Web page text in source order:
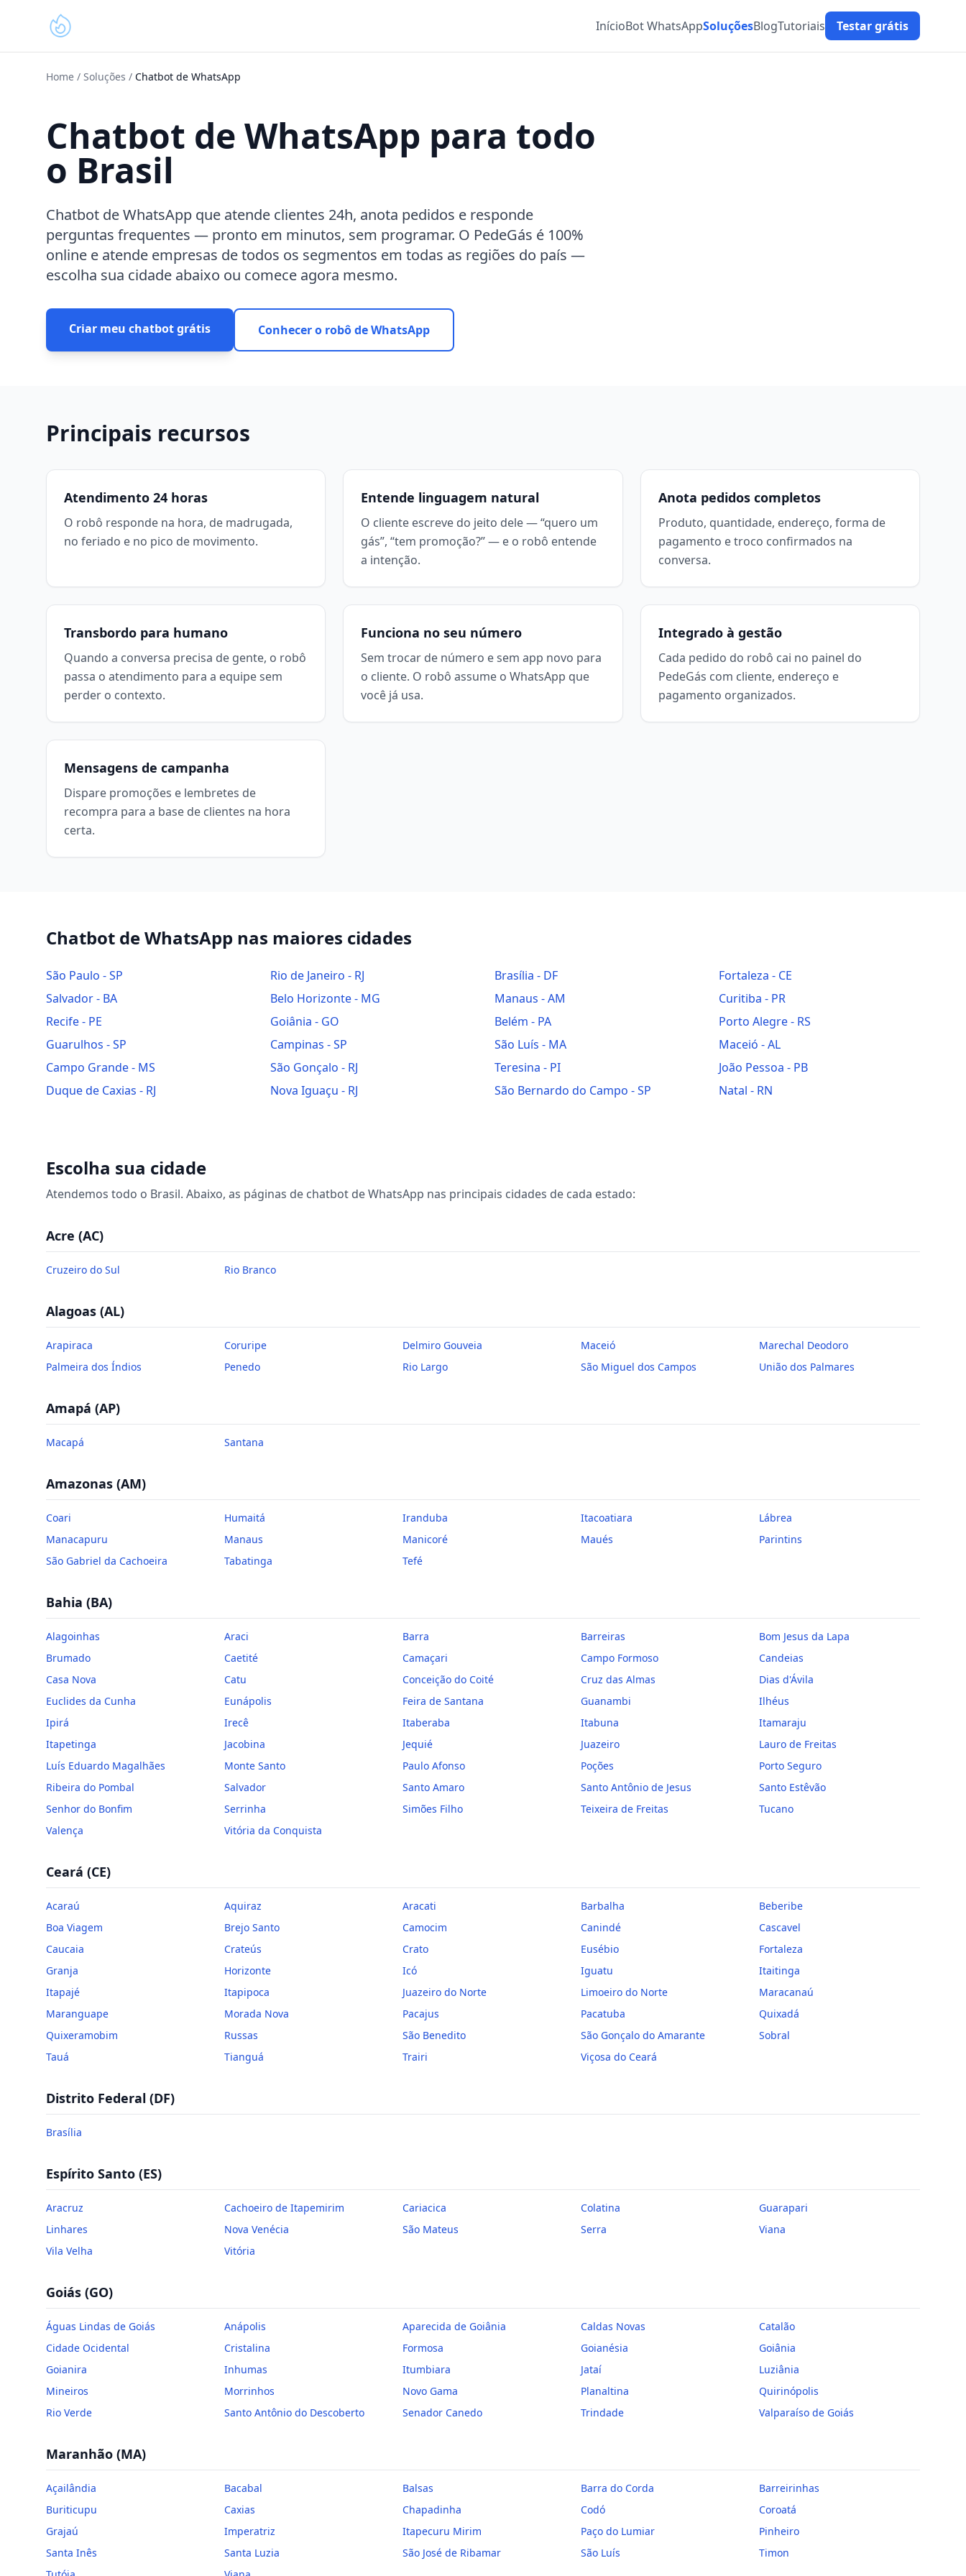
InícioBot WhatsAppSoluçõesBlogTutoriais Testar grátis
Home / Soluções / Chatbot de WhatsApp
Chatbot de WhatsApp para todo
o Brasil
Chatbot de WhatsApp que atende clientes 24h, anota pedidos e responde
perguntas frequentes — pronto em minutos, sem programar. O PedeGás é 100%
online e atende empresas de todos os segmentos em todas as regiões do país —
escolha sua cidade abaixo ou comece agora mesmo.
Criar meu chatbot grátis Conhecer o robô de WhatsApp
Principais recursos
Atendimento 24 horas
O robô responde na hora, de madrugada,
no feriado e no pico de movimento.
Entende linguagem natural
O cliente escreve do jeito dele — “quero um
gás”, “tem promoção?” — e o robô entende
a intenção.
Anota pedidos completos
Produto, quantidade, endereço, forma de
pagamento e troco confirmados na
conversa.
Transbordo para humano
Quando a conversa precisa de gente, o robô
passa o atendimento para a equipe sem
perder o contexto.
Funciona no seu número
Sem trocar de número e sem app novo para
o cliente. O robô assume o WhatsApp que
você já usa.
Integrado à gestão
Cada pedido do robô cai no painel do
PedeGás com cliente, endereço e
pagamento organizados.
Mensagens de campanha
Dispare promoções e lembretes de
recompra para a base de clientes na hora
certa.
Chatbot de WhatsApp nas maiores cidades
São Paulo -SP Rio de Janeiro - RJ Brasília - DF Fortaleza - CE
Salvador- BA Belo Horizonte- MG Manaus -AM Curitiba - PR
Recife- PE Goiânia - GO Belém - PA Porto Alegre- RS
Guarulhos -SP Campinas -SP São Luís - MA Maceió -AL
Campo Grande- MS São Gonçalo - RJ Teresina - PI João Pessoa - PB
Duque de Caxias - RJ Nova Iguaçu - RJ São Bernardo do Campo -SP Natal - RN
Escolha sua cidade
Atendemos todo o Brasil. Abaixo, as páginas de chatbot de WhatsApp nas principais cidades de cada estado:
Acre (AC)
Cruzeiro do Sul Rio Branco
Alagoas (AL)
Arapiraca Coruripe Delmiro Gouveia Maceió
Marechal Deodoro
Palmeira dos Índios
Penedo Rio Largo São Miguel dos Campos União dos Palmares
Amapá (AP)
Macapá Santana
Amazonas (AM)
Coari Humaitá Iranduba Itacoatiara
Lábrea
Manacapuru
Manaus Manicoré Maués
Parintins
São Gabriel da Cachoeira
Tabatinga Tefé
Bahia (BA)
Alagoinhas Araci Barra Barreiras
Bom Jesus da Lapa
Brumado
Caetité Camaçari Campo Formoso
Candeias
Casa Nova
Catu Conceição do Coité Cruz das Almas
Dias d'Ávila
Euclides da Cunha
Eunápolis Feira de Santana Guanambi
Ilhéus
Ipirá
Irecê Itaberaba Itabuna
Itamaraju
Itapetinga
Jacobina Jequié Juazeiro
Lauro de Freitas
Luís Eduardo Magalhães
Monte Santo Paulo Afonso Poções
Porto Seguro
Ribeira do Pombal
Salvador Santo Amaro Santo Antônio de Jesus
Santo Estêvão
Senhor do Bonfim
Serrinha Simões Filho Teixeira de Freitas
Tucano
Valença
Vitória da Conquista
Ceará (CE)
Acaraú Aquiraz Aracati Barbalha
Beberibe
Boa Viagem
Brejo Santo Camocim Canindé
Cascavel
Caucaia
Crateús Crato Eusébio
Fortaleza
Granja
Horizonte Icó Iguatu
Itaitinga
Itapajé
Itapipoca Juazeiro do Norte Limoeiro do Norte
Maracanaú
Maranguape
Morada Nova Pacajus Pacatuba
Quixadá
Quixeramobim
Russas São Benedito São Gonçalo do Amarante
Sobral
Tauá
Tianguá Trairi Viçosa do Ceará
Distrito Federal (DF)
Brasília
Espírito Santo (ES)
Aracruz Cachoeiro de Itapemirim Cariacica Colatina
Guarapari
Linhares
Nova Venécia São Mateus Serra
Viana
Vila Velha
Vitória
Goiás (GO)
Águas Lindas de Goiás Anápolis Aparecida de Goiânia Caldas Novas
Catalão
Cidade Ocidental
Cristalina Formosa Goianésia
Goiânia
Goianira
Inhumas Itumbiara Jataí
Luziânia
Mineiros
Morrinhos Novo Gama Planaltina
Quirinópolis
Rio Verde
Santo Antônio do Descoberto Senador Canedo Trindade Valparaíso de Goiás
Maranhão (MA)
Açailândia Bacabal Balsas Barra do Corda
Barreirinhas
Buriticupu
Caxias Chapadinha Codó
Coroatá
Grajaú
Imperatriz Itapecuru Mirim Paço do Lumiar
Pinheiro
Santa Inês
Santa Luzia São José de Ribamar São Luís
Timon